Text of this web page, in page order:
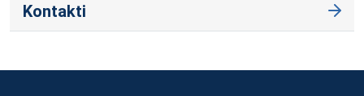
Kontakti